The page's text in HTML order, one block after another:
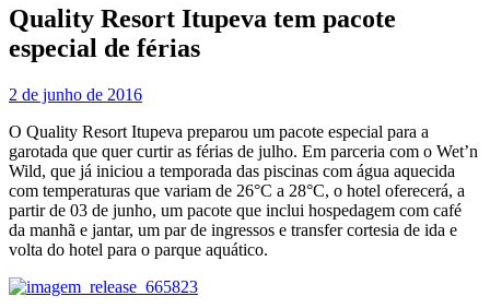
Quality Resort Itupeva tem pacote
especial de férias
2 de junho de 2016
O Quality Resort Itupeva preparou um pacote especial para a
garotada que quer curtir as férias de julho. Em parceria com o Wet’n
Wild, que já iniciou a temporada das piscinas com água aquecida
com temperaturas que variam de 26°C a 28°C, o hotel oferecerá, a
partir de 03 de junho, um pacote que inclui hospedagem com café
da manhã e jantar, um par de ingressos e transfer cortesia de ida e
volta do hotel para o parque aquático.